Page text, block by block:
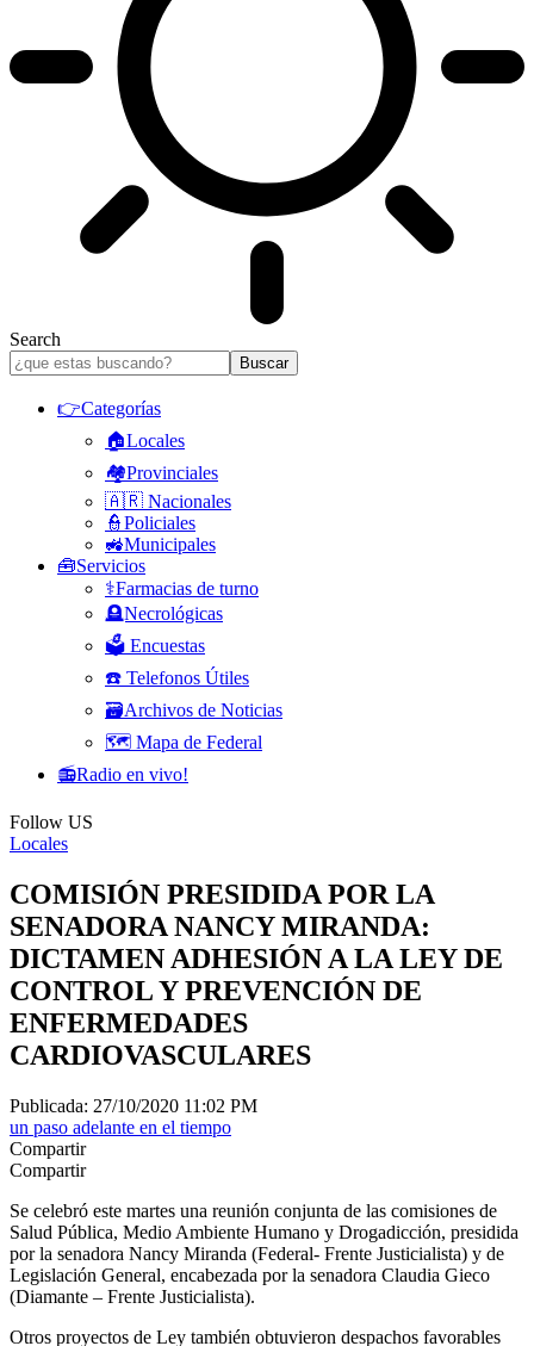
Search
👉Categorías
🏠Locales
🏘️Provinciales
🇦🇷 Nacionales
👮Policiales
🚜Municipales
🧰Servicios
⚕️Farmacias de turno
🪦Necrológicas
🗳️ Encuestas
☎️ Telefonos Útiles
🗃️Archivos de Noticias
🗺️ Mapa de Federal
📻Radio en vivo!
Follow US
Locales
COMISIÓN PRESIDIDA POR LA
SENADORA NANCY MIRANDA:
DICTAMEN ADHESIÓN A LA LEY DE
CONTROL Y PREVENCIÓN DE
ENFERMEDADES
CARDIOVASCULARES
Publicada: 27/10/2020 11:02 PM
un paso adelante en el tiempo
Compartir
Compartir
Se celebró este martes una reunión conjunta de las comisiones de
Salud Pública, Medio Ambiente Humano y Drogadicción, presidida
por la senadora Nancy Miranda (Federal- Frente Justicialista) y de
Legislación General, encabezada por la senadora Claudia Gieco
(Diamante – Frente Justicialista).
Otros proyectos de Ley también obtuvieron despachos favorables